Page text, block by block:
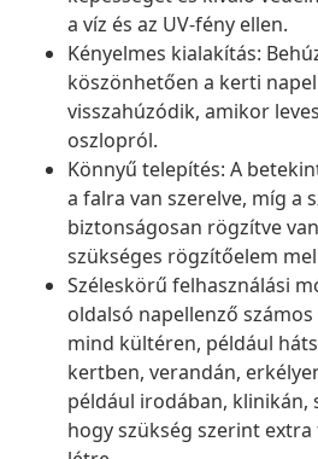
a víz és az UV-fény ellen.
Kényelmes kialakítás:
köszönhetően a kerti
visszahúzódik, amikor
oszlopról.
Könnyű telepítés: A
a falra van szerelve, míg a
biztonságosan rögzítve
szükséges rögzítőelem
Széleskörű felhasználási
oldalsó napellenző
mind kültéren, például
kertben, verandán,
például irodában, klinikán,
hogy szükség szerint